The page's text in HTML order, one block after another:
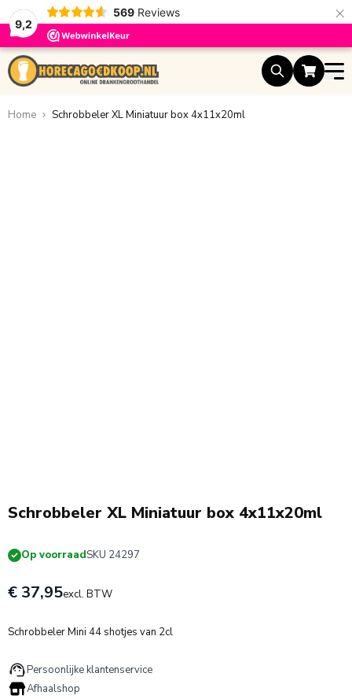
9,2
569 Reviews ×
Ga naar de inhoud
Home Schrobbeler XL Miniatuur box 4x11x20ml
Schrobbeler XL Miniatuur box 4x11x20ml
Op voorraadSKU 24297
€ 37,95excl. BTW
Schrobbeler Mini 44 shotjes van 2cl
Persoonlijke klantenservice
Afhaalshop